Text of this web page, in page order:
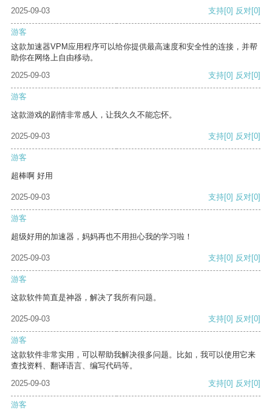
2025-09-03
支持[0] 反对[0]
游客
这款加速器VPM应用程序可以给你提供最高速度和安全性的连接，并帮
助你在网络上自由移动。
2025-09-03
支持[0] 反对[0]
游客
这款游戏的剧情非常感人，让我久久不能忘怀。
2025-09-03 支持[0] 反对[0]
游客
超棒啊 好用
2025-09-03 支持[0] 反对[0]
游客
超级好用的加速器，妈妈再也不用担心我的学习啦！
2025-09-03 支持[0] 反对[0]
游客
这款软件简直是神器，解决了我所有问题。
2025-09-03 支持[0] 反对[0]
游客
这款软件非常实用，可以帮助我解决很多问题。比如，我可以使用它来
查找资料、翻译语言、编写代码等。
2025-09-03
支持[0] 反对[0]
游客